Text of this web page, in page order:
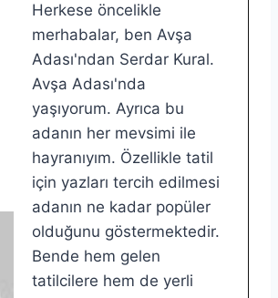
Herkese öncelikle
merhabalar, ben Avşa
Adası'ndan Serdar Kural.
Avşa Adası'nda
yaşıyorum. Ayrıca bu
adanın her mevsimi ile
hayranıyım. Özellikle tatil
için yazları tercih edilmesi
adanın ne kadar popüler
olduğunu göstermektedir.
Bende hem gelen
tatilcilere hem de yerli